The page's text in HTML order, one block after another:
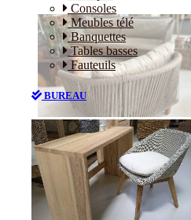
Consoles
Meubles télé
Banquettes
Tables basses
Fauteuils
BUREAU
Canapés
Consoles
Meubles télé
Banquettes
Tables basses
Fauteuils